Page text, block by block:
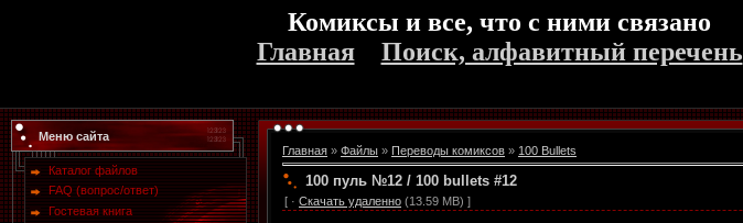
Комиксы и все, что с ними связано
Главная
Поиск, алфавитный перечень
Меню сайта
Каталог файлов
FAQ (вопрос/ответ)
Гостевая книга
Главная » Файлы » Переводы комиксов » 100 Bullets
100 пуль №12 / 100 bullets #12
[ · Скачать удаленно (13.59 MB) ]